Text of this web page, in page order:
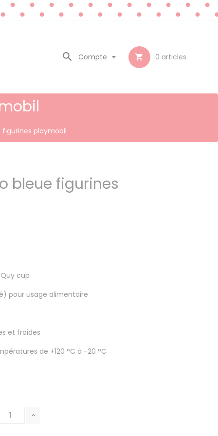
 0 articles
Compte 

figurines playmobil
bleue figurines
cup
pour usage alimentaire
et froides
de +120 °C à -20 °C